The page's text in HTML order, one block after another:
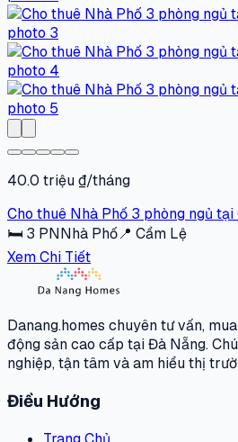
40.0 triệu ₫/tháng
Cho thuê Nhà Phố 3 phòng ngủ
🛏 3 PNNhà Phố📍 Cẩm Lệ
Xem Chi Tiết
Danang.homes chuyên tư vấn,
động sản cao cấp tại Đà Nẵng.
nghiệp, tận tâm và am hiểu thị
Điều Hướng